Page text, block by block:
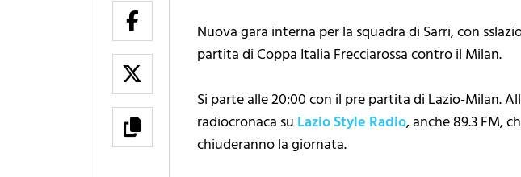
Nuova gara interna per la squadra di Sarri, con
partita di Coppa Italia Frecciarossa contro il Milan.
Si parte alle 20:00 con il pre partita di Lazio-Milan.
radiocronaca su Lazio Style Radio, anche 89.3 FM,
chiuderanno la giornata.